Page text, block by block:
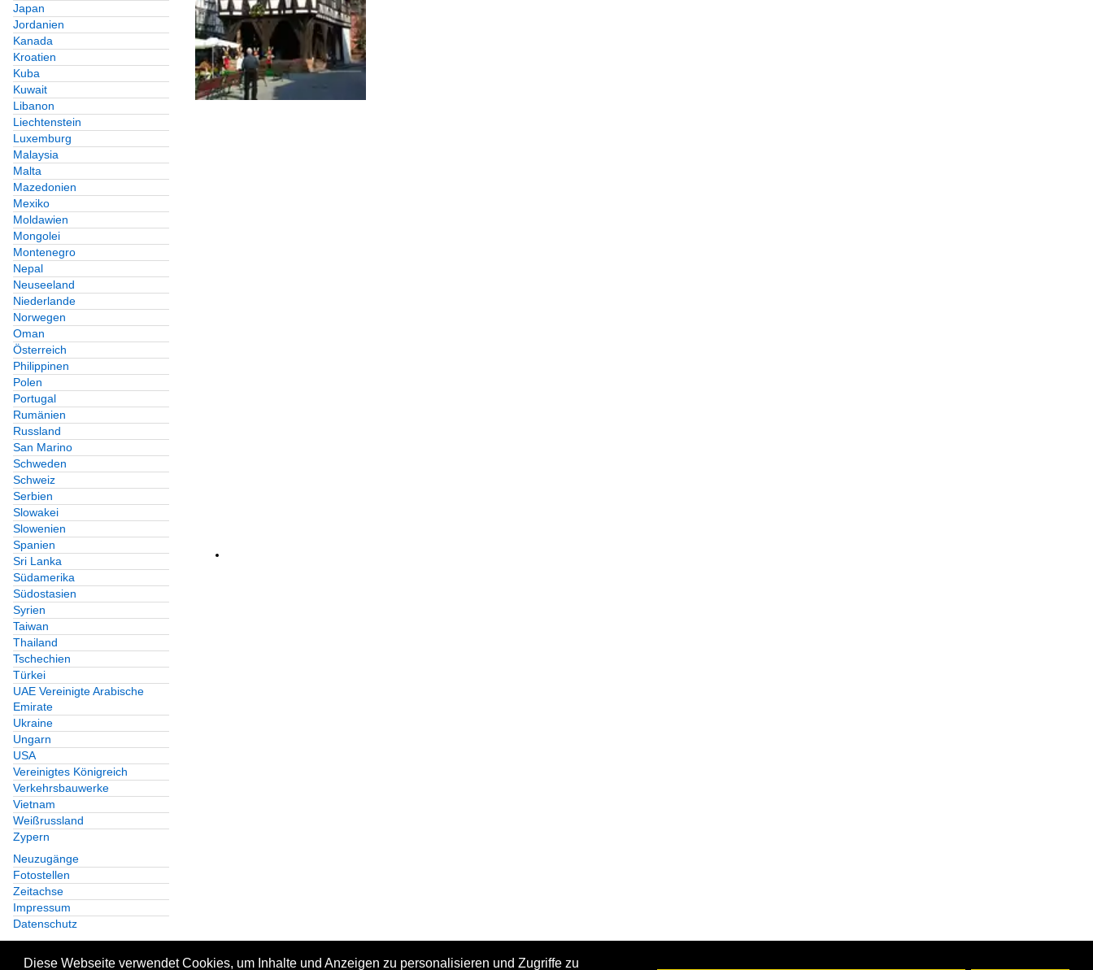
Japan
Jordanien
Kanada
Kroatien
Kuba
Kuwait
Libanon
Liechtenstein
Luxemburg
Malaysia
Malta
Mazedonien
Mexiko
Moldawien
Mongolei
Montenegro
Nepal
Neuseeland
Niederlande
Norwegen
Oman
Österreich
Philippinen
Polen
Portugal
Rumänien
Russland
San Marino
Schweden
Schweiz
Serbien
Slowakei
Slowenien
Spanien
Sri Lanka
Südamerika
Südostasien
Syrien
Taiwan
Thailand
Tschechien
Türkei
UAE Vereinigte Arabische
Emirate
Ukraine
Ungarn
USA
Vereinigtes Königreich
Verkehrsbauwerke
Vietnam
Weißrussland
Zypern
Neuzugänge
Fotostellen
Zeitachse
Impressum
Datenschutz
Diese Webseite verwendet Cookies, um Inhalte und Anzeigen zu personalisieren und Zugriffe zu